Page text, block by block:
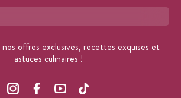
offres exclusives, recettes exquises et
astuces culinaires !